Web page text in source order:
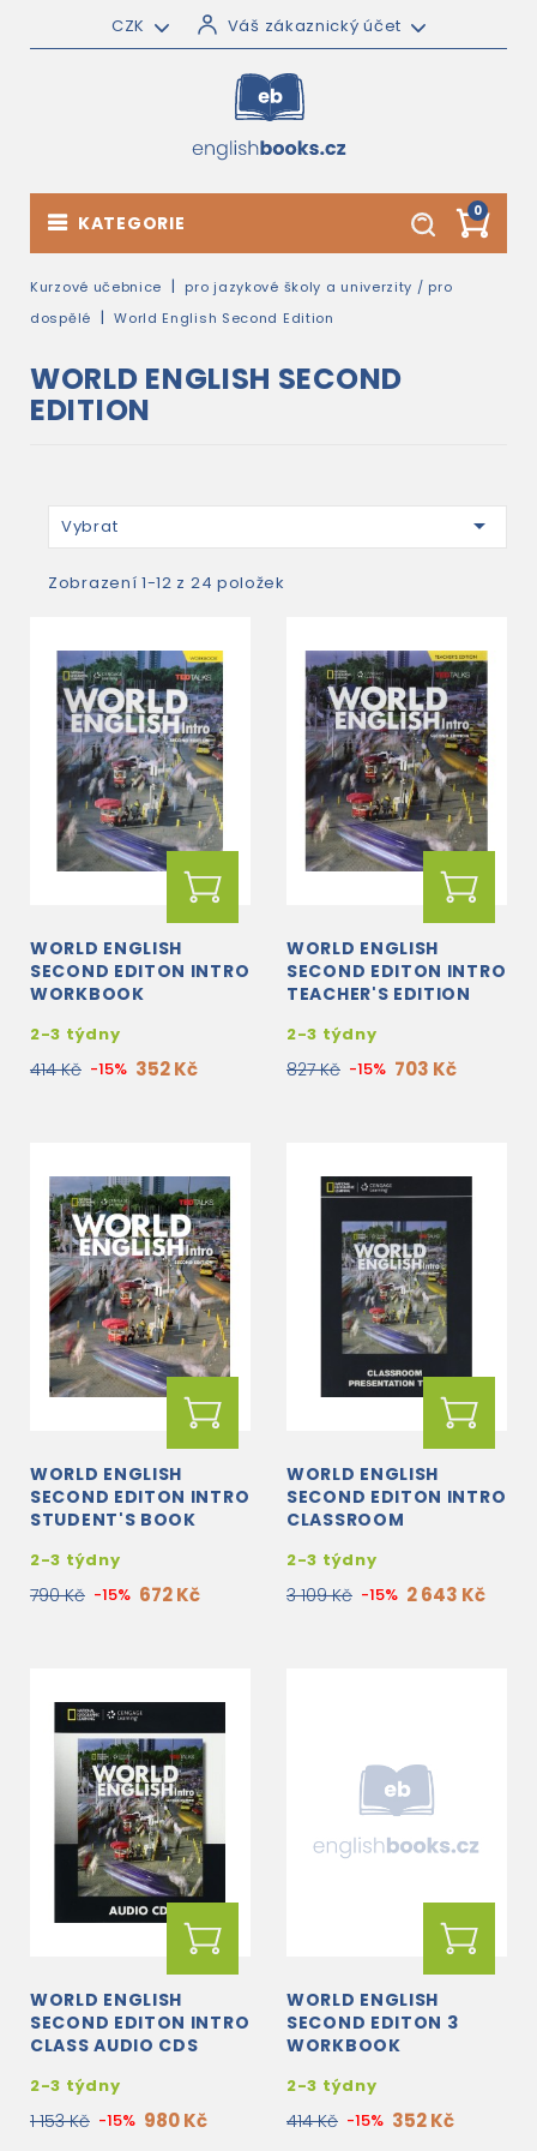
CZK Váš zákaznický účet
0
KATEGORIE
Kurzové učebnice
pro jazykové školy a univerzity / pro
dospělé
World English Second Edition
WORLD ENGLISH SECOND
EDITION
Vybrat 
Zobrazení 1-12 z 24 položek
WORLD ENGLISH
SECOND EDITON INTRO
WORKBOOK
2-3 týdny
414 Kč -15% 352 Kč
WORLD ENGLISH
SECOND EDITON INTRO
TEACHER'S EDITION
2-3 týdny
827 Kč -15% 703 Kč
WORLD ENGLISH
SECOND EDITON INTRO
STUDENT'S BOOK
2-3 týdny
790 Kč -15% 672 Kč
WORLD ENGLISH
SECOND EDITON INTRO
CLASSROOM
DVD-ROM
2-3 týdny
3 109 Kč -15% 2 643 Kč
WORLD ENGLISH
SECOND EDITON INTRO
CLASS AUDIO CDS
2-3 týdny
1 153 Kč -15% 980 Kč
WORLD ENGLISH
SECOND EDITON 3
WORKBOOK
2-3 týdny
414 Kč -15% 352 Kč